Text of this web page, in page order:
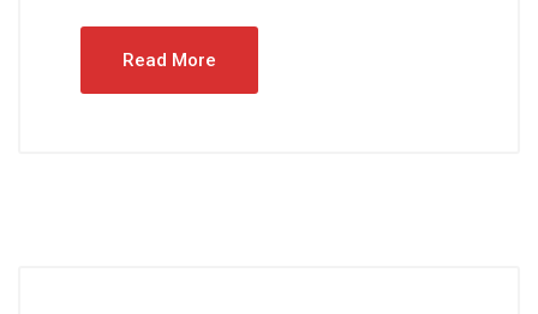
Read More